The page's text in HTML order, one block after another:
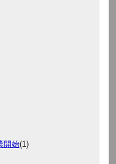
開始(1)